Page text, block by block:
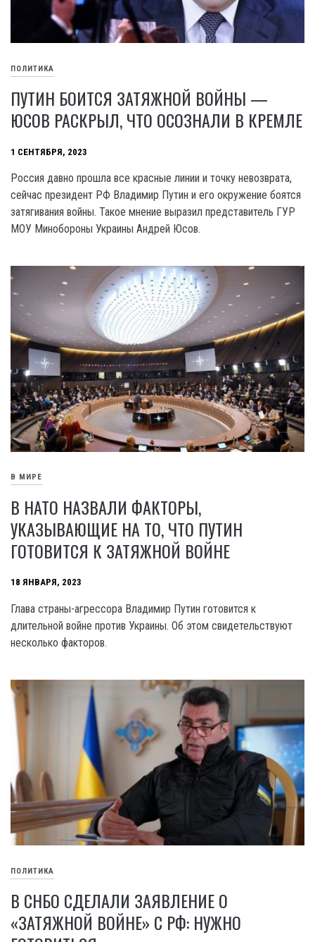
ПОЛИТИКА
ПУТИН БОИТСЯ ЗАТЯЖНОЙ ВОЙНЫ —
ЮСОВ РАСКРЫЛ, ЧТО ОСОЗНАЛИ В КРЕМЛЕ
1 СЕНТЯБРЯ, 2023
Россия давно прошла все красные линии и точку невозврата,
сейчас президент РФ Владимир Путин и его окружение боятся
затягивания войны. Такое мнение выразил представитель ГУР
МОУ Минобороны Украины Андрей Юсов.
В МИРЕ
В НАТО НАЗВАЛИ ФАКТОРЫ,
УКАЗЫВАЮЩИЕ НА ТО, ЧТО ПУТИН
ГОТОВИТСЯ К ЗАТЯЖНОЙ ВОЙНЕ
18 ЯНВАРЯ, 2023
Глава страны-агрессора Владимир Путин готовится к
длительной войне против Украины. Об этом свидетельствуют
несколько факторов.
ПОЛИТИКА
В СНБО СДЕЛАЛИ ЗАЯВЛЕНИЕ О
«ЗАТЯЖНОЙ ВОЙНЕ» С РФ: НУЖНО